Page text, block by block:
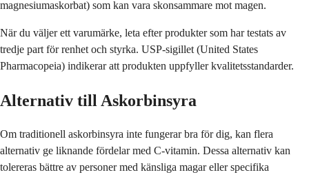
magnesiumaskorbat) som kan vara skonsammare mot magen.
När du väljer ett varumärke, leta efter produkter som har testats av
tredje part för renhet och styrka. USP-sigillet (United States
Pharmacopeia) indikerar att produkten uppfyller kvalitetsstandarder.
Alternativ till Askorbinsyra
Om traditionell askorbinsyra inte fungerar bra för dig, kan flera
alternativ ge liknande fördelar med C-vitamin. Dessa alternativ kan
tolereras bättre av personer med känsliga magar eller specifika